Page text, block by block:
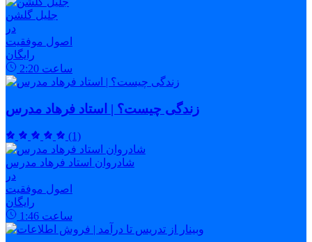
جلیل گلشن
در
اصول موفقیت
رایگان
2:20 ساعت
زندگی چیست؟ | استاد فرهاد مدرس
(1)
شادروان استاد فرهاد مدرس
در
اصول موفقیت
رایگان
1:46 ساعت